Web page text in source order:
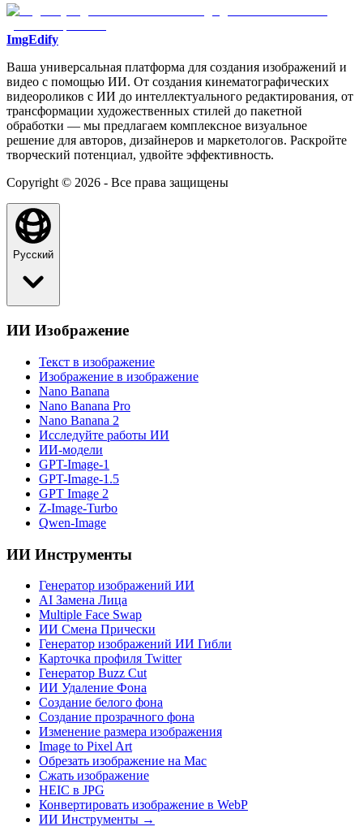
ImgEdify
Ваша универсальная платформа для создания изображений и
видео с помощью ИИ. От создания кинематографических
видеороликов с ИИ до интеллектуального редактирования, от
трансформации художественных стилей до пакетной
обработки — мы предлагаем комплексное визуальное
решение для авторов, дизайнеров и маркетологов. Раскройте
творческий потенциал, удвойте эффективность.
Copyright © 2026 - Все права защищены
Русский
ИИ Изображение
Текст в изображение
Изображение в изображение
Nano Banana
Nano Banana Pro
Nano Banana 2
Исследуйте работы ИИ
ИИ-модели
GPT-Image-1
GPT-Image-1.5
GPT Image 2
Z-Image-Turbo
Qwen-Image
ИИ Инструменты
Генератор изображений ИИ
AI Замена Лица
Multiple Face Swap
ИИ Смена Прически
Генератор изображений ИИ Гибли
Карточка профиля Twitter
Генератор Buzz Cut
ИИ Удаление Фона
Создание белого фона
Создание прозрачного фона
Изменение размера изображения
Image to Pixel Art
Обрезать изображение на Mac
Сжать изображение
HEIC в JPG
Конвертировать изображение в WebP
ИИ Инструменты →